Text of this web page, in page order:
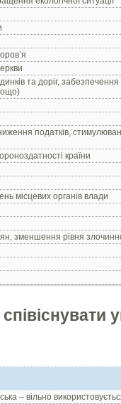
та доріг, забезпечення
податків,
країни
місцевих органів влади
зменшення рівня
– вільно